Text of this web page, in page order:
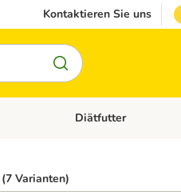
Kontaktieren Sie uns
und ZubehörKategorie-Menü
Diätfutter
Varianten)